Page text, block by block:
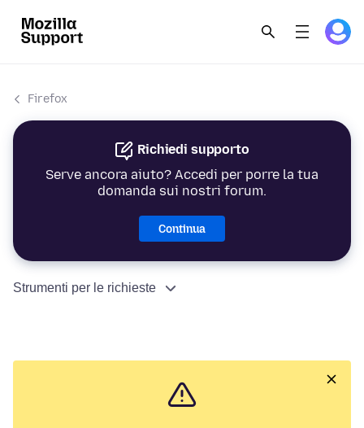
Firefox
Richiedi supporto
Serve ancora aiuto? Accedi per porre la tua
domanda sui nostri forum.
Continua
Strumenti per le richieste